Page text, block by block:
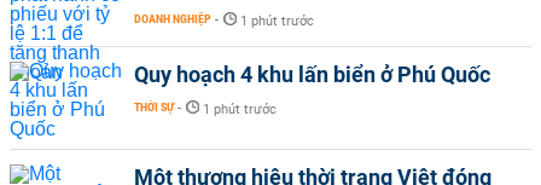
DOANH NGHIỆP - 1 phút trước
Quy hoạch 4 khu lấn biển ở Phú Quốc
THỜI SỰ - 1 phút trước
Một thương hiệu thời trang Việt đóng